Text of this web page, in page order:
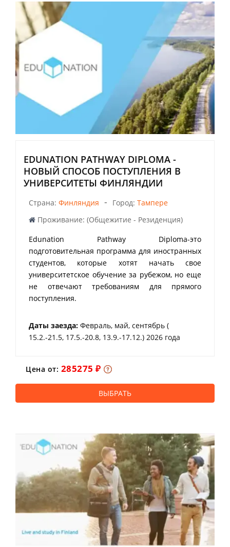
EDUNATION PATHWAY DIPLOMA -
НОВЫЙ СПОСОБ ПОСТУПЛЕНИЯ В
УНИВЕРСИТЕТЫ ФИНЛЯНДИИ
Страна: Финляндия - Город: Тампере
Проживание: (Общежитие - Резиденция)
Edunation Pathway Diploma-это
подготовительная программа для иностранных
студентов, которые хотят начать свое
университетское обучение за рубежом, но еще
не отвечают требованиям для прямого
поступления.
Даты заезда: Февраль, май, сентябрь (
15.2.-21.5, 17.5.-20.8, 13.9.-17.12.) 2026 года
Цена от: 285275 ₽
ВЫБРАТЬ